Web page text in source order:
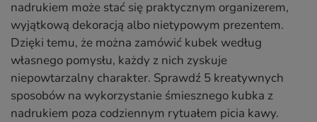
nadrukiem może stać się praktycznym organizerem,
wyjątkową dekoracją albo nietypowym prezentem.
Dzięki temu, że można zamówić kubek według
własnego pomysłu, każdy z nich zyskuje
niepowtarzalny charakter. Sprawdź 5 kreatywnych
sposobów na wykorzystanie śmiesznego kubka z
nadrukiem poza codziennym rytuałem picia kawy.